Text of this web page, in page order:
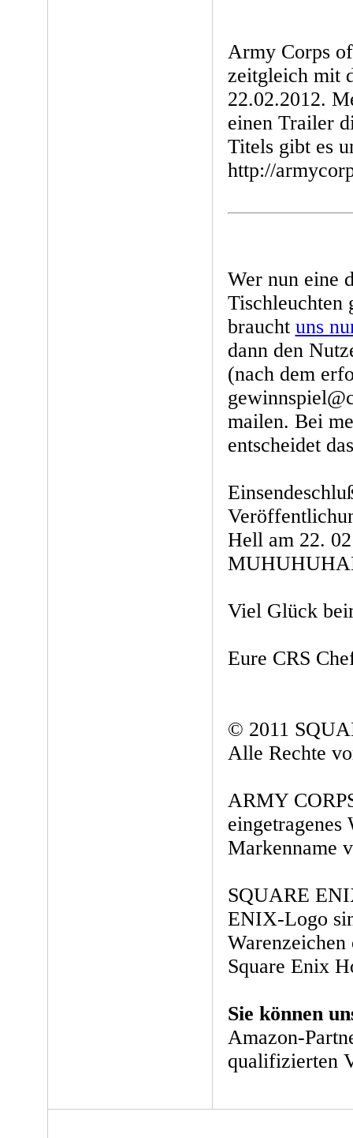
Army Corps
zeitgleich mit
22.02.2012.
einen Trailer
Titels gibt es
http://
Wer nun eine
Tischleuchten
braucht uns
dann den
(nach dem
mailen. Bei
entscheidet
Hell am 22.
Viel Glück
Eure CRS
© 2011
Alle Rechte
ARMY
eingetragenes
Markenname
SQUARE
ENIX-Logo
Square Enix
Sie können
Amazon-
qualifizierten